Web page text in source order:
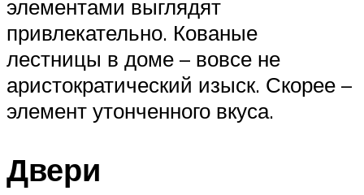
элементами выглядят
привлекательно. Кованые
лестницы в доме – вовсе не
аристократический изыск. Скорее –
элемент утонченного вкуса.
Двери